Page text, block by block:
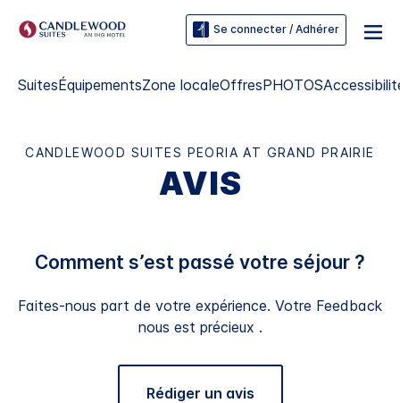
Se connecter / Adhérer
SuitesÉquipementsZone localeOffresPHOTOS
CANDLEWOOD SUITES PEORIA AT GRAND PRAIRIE
AVIS
Comment s’est passé votre séjour ?
Faites-nous part de votre expérience. Votre Feedback
nous est précieux .
Rédiger un avis